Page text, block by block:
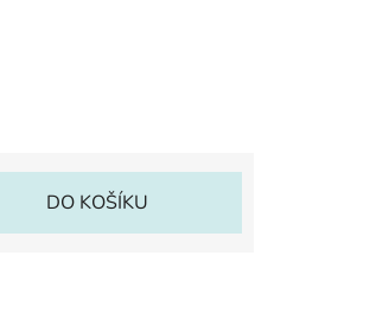
DO KOŠÍKU